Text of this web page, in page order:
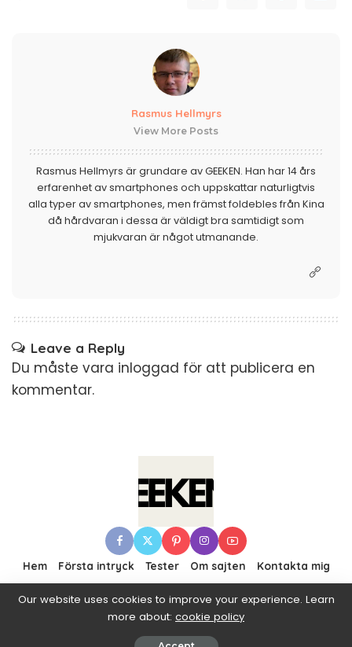
Rasmus Hellmyrs
View More Posts
Rasmus Hellmyrs är grundare av GEEKEN. Han har 14 års
erfarenhet av smartphones och uppskattar naturligtvis
alla typer av smartphones, men främst foldebles från Kina
då hårdvaran i dessa är väldigt bra samtidigt som
mjukvaran är något utmanande.
Leave a Reply
Du måste vara inloggad för att publicera en
kommentar.
Hem Första intryck Tester Om sajten Kontakta mig
© 2016–2019 Pixwell made with Love, powered by
ThemeRuby.
Our website uses cookies to improve your experience. Learn
more about: cookie policy